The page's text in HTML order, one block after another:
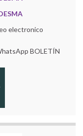
electronico
BOLETÍN